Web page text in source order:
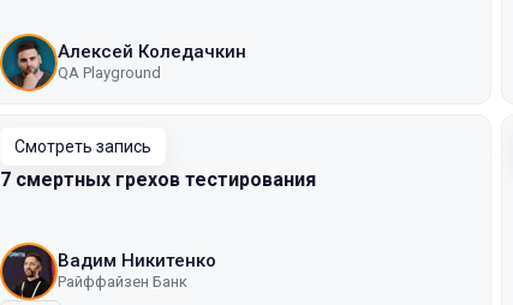
Алексей Коледачкин
QA Playground
Смотреть запись
7 смертных грехов тестирования
Вадим Никитенко
Райффайзен Банк